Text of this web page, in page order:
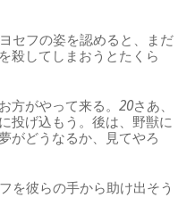
セフの姿を認めると、まだ
殺してしまおうとたくら
方がやって来る。20さあ、
投げ込もう。後は、野獣に
がどうなるか、見てやろ
を彼らの手から助け出そう